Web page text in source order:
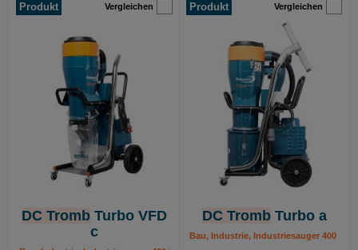
Vergleichen
Produkt
DC Tromb Turbo VFD
c
Vergleichen
Produkt
DC TrombTurbo a
Bau, Industrie, Industriesauger 400 V,